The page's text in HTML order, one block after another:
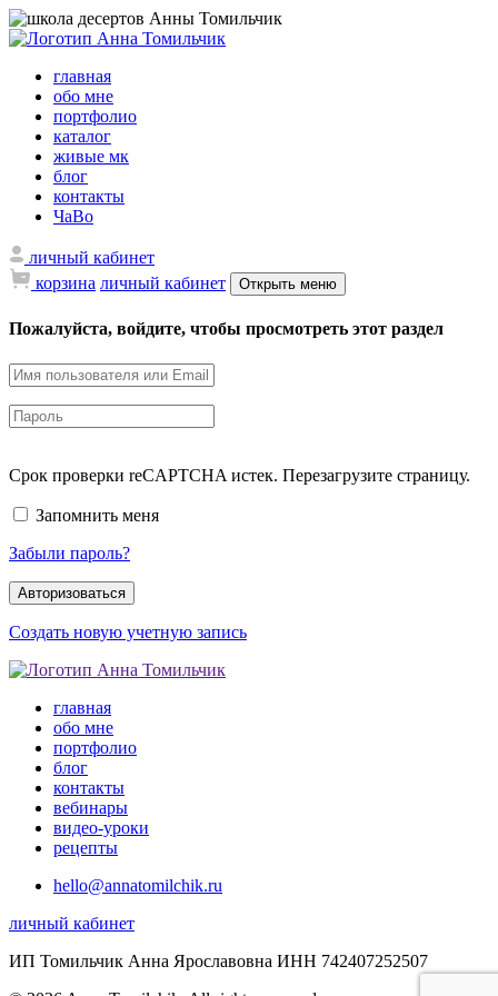
главная
обо мне
портфолио
каталог
живые мк
блог
контакты
ЧаВо
личный кабинет
корзина личный кабинет Открыть меню
Пожалуйста, войдите, чтобы просмотреть этот раздел
Срок проверки reCAPTCHA истек. Перезагрузите страницу.
Запомнить меня
Забыли пароль?
Создать новую учетную запись
главная
обо мне
портфолио
блог
контакты
вебинары
видео-уроки
рецепты
hello@annatomilchik.ru
личный кабинет
ИП Томильчик Анна Ярославовна ИНН 742407252507